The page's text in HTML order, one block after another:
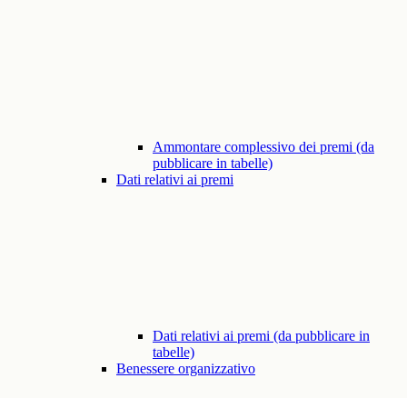
Ammontare complessivo dei premi (da
pubblicare in tabelle)
Dati relativi ai premi
Dati relativi ai premi (da pubblicare in
tabelle)
Benessere organizzativo